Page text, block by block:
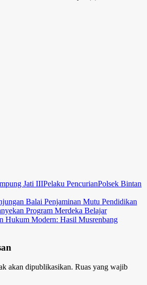
Jati IIIPelaku PencurianPolsek Bintan
Balai Penjaminan Mutu Pendidikan
Program Merdeka Belajar
Hukum Modern: Hasil Musrenbang
akan dipublikasikan. Ruas yang wajib